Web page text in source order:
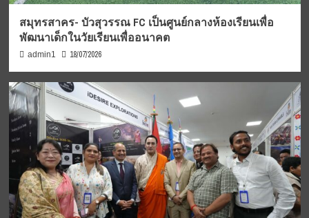
สมุทรสาคร- บัวสุวรรณ FC เป็นศูนย์กลางห้องเรียนเพื่อ
พัฒนาเด็กในวัยเรียนเพื่ออนาคต
admin1 18/07/2026